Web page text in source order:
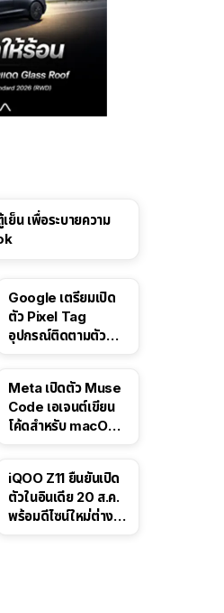
ย็น เพื่อระบายความ
Google เตรียมเปิด
ตัว Pixel Tag
อุปกรณ์ติดตามตัว
Meta เปิดตัว Muse
Code เอเจนต์เขียน
โค้ดสำหรับ macOS
iQOO Z11 ยืนยันเปิด
ตัวในอินเดีย 20 ส.ค.
พร้อมดีไซน์ใหม่ต่าง